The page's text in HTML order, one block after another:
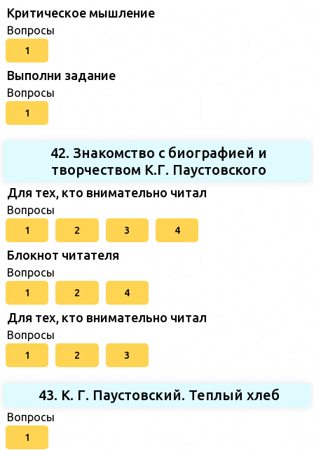
Критическое мышление
Вопросы
1
Выполни задание
Вопросы
1
42. Знакомство с биографией и
творчеством К.Г. Паустовского
Для тех, кто внимательно читал
Вопросы
1 2 3 4
Блокнот читателя
Вопросы
1 2 4
Для тех, кто внимательно читал
Вопросы
1 2 3
43. К. Г. Паустовский. Теплый хлеб
Вопросы
1